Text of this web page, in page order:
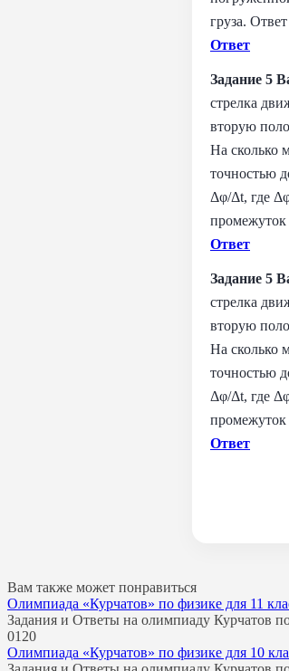
груза.
Ответ
Задание 5
стрелка
вторую
На сколько
точностью
Δφ/Δt, где
промежуток
Ответ
Задание 5
стрелка
вторую
На сколько
точностью
Δφ/Δt, где
промежуток
Ответ
Вам также может понравиться
Олимпиада «Курчатов» по физике для 11
Задания и Ответы на олимпиаду Курчатов
0120
Олимпиада «Курчатов» по физике для 10